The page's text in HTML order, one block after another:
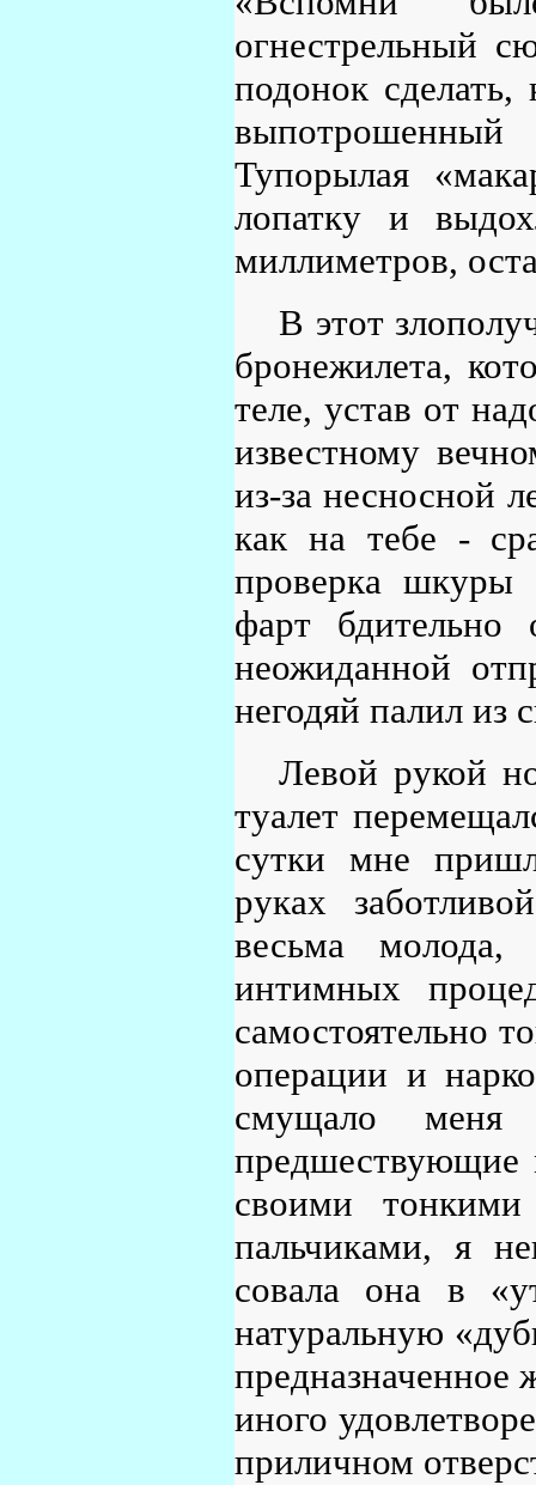
огнестрельный
подонок
Тупорылая
лопатку и
миллиметров,
В этот
бронежилета,
теле, устав от
известному
из-за несносной
как на тебе -
проверка шкуры
фарт
неожиданной
негодяй палил из
Левой рукой
туалет
сутки мне
руках
весьма
интимных
самостоятельно
операции и
смущало
предшествующие
своими
пальчиками, я
совала она в
натуральную
предназначенное
иного
приличном